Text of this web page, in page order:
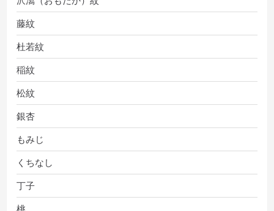
藤紋
杜若紋
稲紋
松紋
銀杏
もみじ
くちなし
丁子
桃